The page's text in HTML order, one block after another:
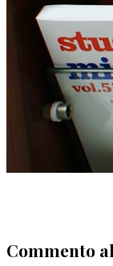
Commento